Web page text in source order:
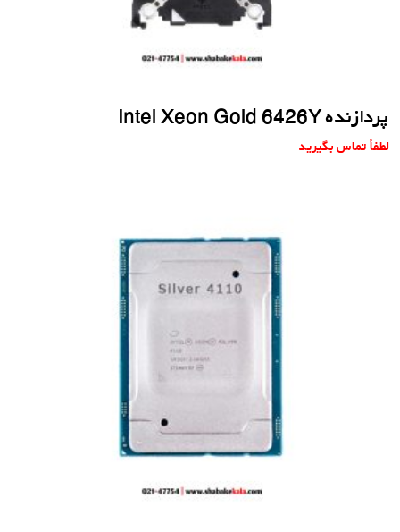
پردازنده Intel Xeon Gold 6426Y
لطفاً تماس بگیرید